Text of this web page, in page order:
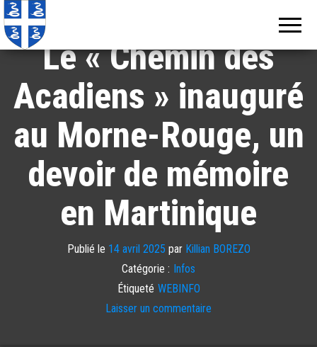
Le « Chemin des
Acadiens » inauguré
au Morne-Rouge, un
devoir de mémoire
en Martinique
Publié le 14 avril 2025 par Killian BOREZO
Catégorie : Infos
Étiqueté WEBINFO
Laisser un commentaire